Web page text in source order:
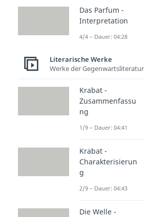
Faust -
Dauer: 04:12
Walpurgisnacht
Dauer: 05:00
Faust -
Dauer: 03:21
Das Parfum -
Interpretation
4/4 – Dauer: 04:28
Literarische Werke
Werke der Gegenwartsliteratur
Krabat -
Zusammenfassu
ng
1/9 – Dauer: 04:41
Krabat -
Charakterisierun
g
2/9 – Dauer: 04:43
Die Welle -